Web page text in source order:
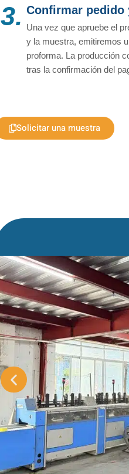
3. Confirmar pedido
Una vez que apruebe el
y la muestra, emitiremos
proforma. La producción
tras la confirmación del
Solicitar una muestra